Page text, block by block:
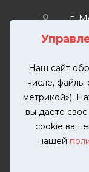
Наш сайт
числе, файлы
метрикой»).
вы даете
cookie
нашей
г.
2026 ©
автомобилей.